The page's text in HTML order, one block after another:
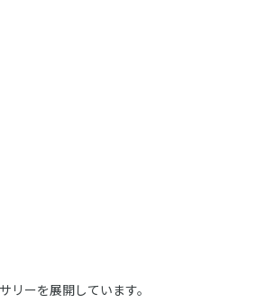
ーを展開しています。